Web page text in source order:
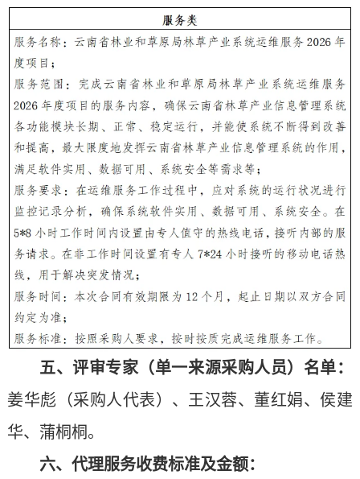
五、评审专家（单一来源采购人员）名单：
姜华彪（采购人代表）、王汉蓉、董红娟、侯建
华、蒲桐桐。
六、代理服务收费标准及金额：